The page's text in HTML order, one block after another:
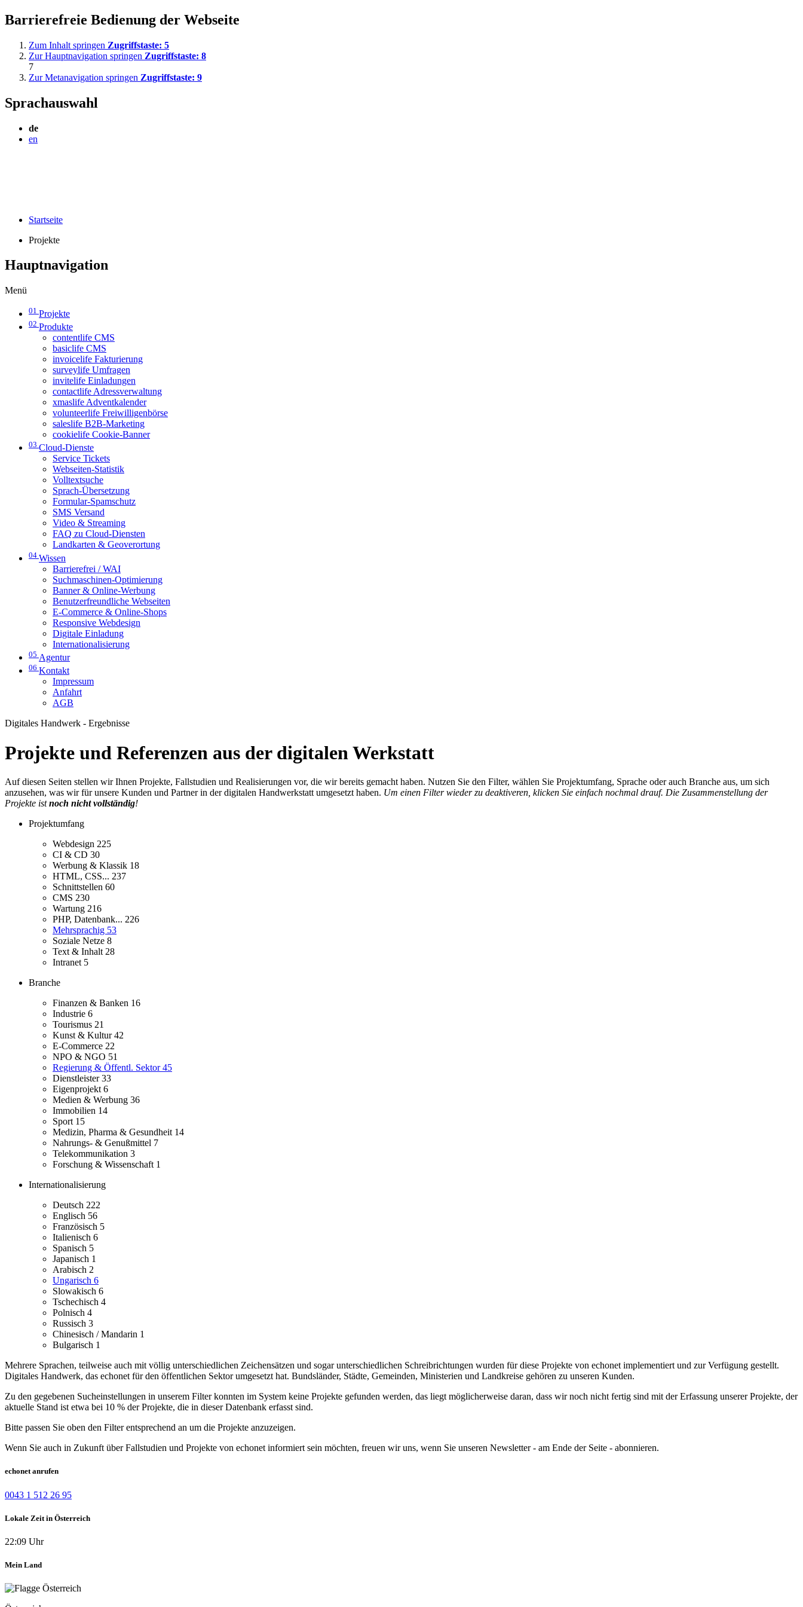
Barrierefreie Bedienung der Webseite
Zum Inhalt springen Zugriffstaste: 5
Zur Hauptnavigation springen Zugriffstaste: 8
7
Zur Metanavigation springen Zugriffstaste: 9
Sprachauswahl
de
en
Startseite
Projekte
Hauptnavigation
Menü
01 Projekte
02 Produkte
contentlife CMS
basiclife CMS
invoicelife Fakturierung
surveylife Umfragen
invitelife Einladungen
contactlife Adressverwaltung
xmaslife Adventkalender
volunteerlife Freiwilligenbörse
saleslife B2B-Marketing
cookielife Cookie-Banner
03 Cloud-Dienste
Service Tickets
Webseiten-Statistik
Volltextsuche
Sprach-Übersetzung
Formular-Spamschutz
SMS Versand
Video & Streaming
FAQ zu Cloud-Diensten
Landkarten & Geoverortung
04 Wissen
Barrierefrei / WAI
Suchmaschinen-Optimierung
Banner & Online-Werbung
Benutzerfreundliche Webseiten
E-Commerce & Online-Shops
Responsive Webdesign
Digitale Einladung
Internationalisierung
05 Agentur
06 Kontakt
Impressum
Anfahrt
AGB
Digitales Handwerk - Ergebnisse
Projekte und Referenzen aus der digitalen Werkstatt
Auf diesen Seiten stellen wir Ihnen Projekte, Fallstudien und Realisierungen vor, die wir bereits gemacht haben. Nutzen Sie den Filter, wählen Sie Projektumfang, Sprache oder auch Branche aus, um sich
anzusehen, was wir für unsere Kunden und Partner in der digitalen Handwerkstatt umgesetzt haben. Um einen Filter wieder zu deaktiveren, klicken Sie einfach nochmal drauf. Die Zusammenstellung der
Projekte istnoch nicht vollständig!
Projektumfang
Webdesign 225
CI & CD 30
Werbung & Klassik 18
HTML, CSS... 237
Schnittstellen 60
CMS 230
Wartung 216
PHP, Datenbank... 226
Mehrsprachig 53
Soziale Netze 8
Text & Inhalt 28
Intranet 5
Branche
Finanzen & Banken 16
Industrie 6
Tourismus 21
Kunst & Kultur42
E-Commerce 22
NPO & NGO 51
Regierung & Öffentl. Sektor45
Dienstleister33
Eigenprojekt 6
Medien & Werbung 36
Immobilien 14
Sport 15
Medizin, Pharma & Gesundheit 14
Nahrungs- & Genußmittel 7
Telekommunikation 3
Forschung & Wissenschaft 1
Internationalisierung
Deutsch 222
Englisch 56
Französisch 5
Italienisch 6
Spanisch 5
Japanisch 1
Arabisch 2
Ungarisch 6
Slowakisch 6
Tschechisch 4
Polnisch 4
Russisch 3
Chinesisch / Mandarin 1
Bulgarisch 1
Mehrere Sprachen, teilweise auch mit völlig unterschiedlichen Zeichensätzen und sogar unterschiedlichen Schreibrichtungen wurden für diese Projekte von echonet implementiert und zur Verfügung gestellt.
Digitales Handwerk, das echonet für den öffentlichen Sektor umgesetzt hat. Bundsländer, Städte, Gemeinden, Ministerien und Landkreise gehören zu unseren Kunden.
Zu den gegebenen Sucheinstellungen in unserem Filter konnten im System keine Projekte gefunden werden, das liegt möglicherweise daran, dass wir noch nicht fertig sind mit der Erfassung unserer Projekte, der
aktuelle Stand ist etwa bei 10 % der Projekte, die in dieser Datenbank erfasst sind.
Bitte passen Sie oben den Filter entsprechend an um die Projekte anzuzeigen.
Wenn Sie auch in Zukunft über Fallstudien und Projekte von echonet informiert sein möchten, freuen wir uns, wenn Sie unseren Newsletter - am Ende der Seite - abonnieren.
echonet anrufen
0043 1 512 26 95
Lokale Zeit in Österreich
22:09 Uhr
Mein Land